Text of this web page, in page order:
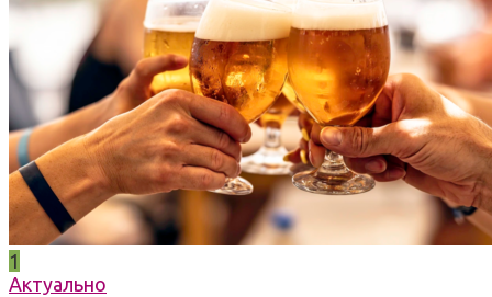
1
Актуально